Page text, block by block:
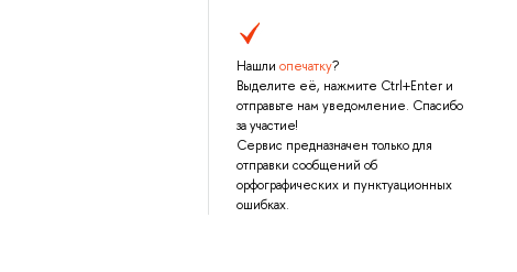
Нашли опечатку?
Выделите её, нажмите Ctrl+Enter и
отправьте нам уведомление. Спасибо
за участие!
Сервис предназначен только для
отправки сообщений об
орфографических и пунктуационных
ошибках.